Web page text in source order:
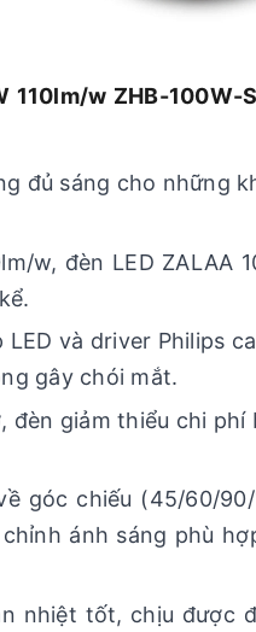
110lm/w ZHB-100W-
đủ sáng cho những
w, đèn LED ZALAA
LED và driver Philips
gây chói mắt.
đèn giảm thiểu chi
góc chiếu (45/60/
ánh sáng phù
nhiệt tốt, chịu được